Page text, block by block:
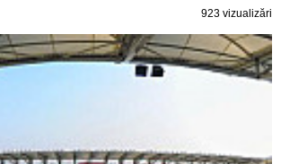
923 vizualizări